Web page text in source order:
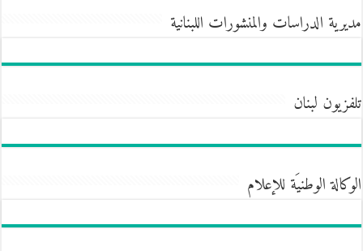
مديرية الدراسات والمنشورات اللبنانية
تلفزيون لبنان
الوكالة الوطنيَة للإعلام